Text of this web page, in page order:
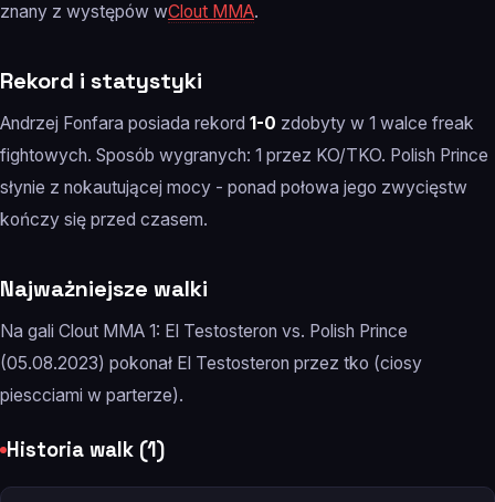
znany z występów wClout MMA.
Rekord i statystyki
Andrzej Fonfara posiada rekord 1-0 zdobyty w 1 walce freak
fightowych. Sposób wygranych: 1 przez KO/TKO. Polish Prince
słynie z nokautującej mocy - ponad połowa jego zwycięstw
kończy się przed czasem.
Najważniejsze walki
Na gali Clout MMA 1: El Testosteron vs. Polish Prince
(05.08.2023) pokonał El Testosteron przez tko (ciosy
piescciami w parterze).
Historia walk (1)